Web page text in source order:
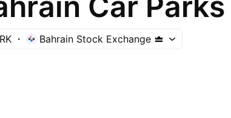
Bahrain Stock Exchange